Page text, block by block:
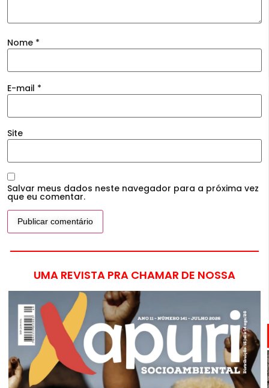
Nome *
E-mail *
Site
Salvar meus dados neste navegador para a próxima vez
que eu comentar.
UMA REVISTA PRA CHAMAR DE NOSSA